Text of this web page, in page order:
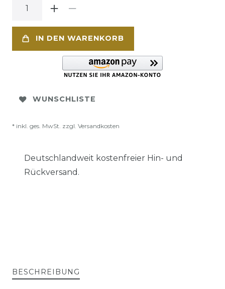
IN DEN WARENKORB
WUNSCHLISTE
* inkl. ges. MwSt. zzgl. Versandkosten
Deutschlandweit kostenfreier Hin- und
Rückversand.
BESCHREIBUNG